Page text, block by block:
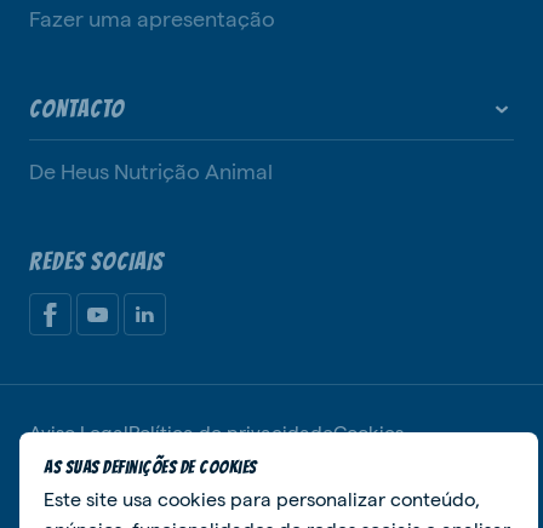
Fazer uma apresentação
CONTACTO
De Heus Nutrição Animal
REDES SOCIAIS
Aviso LegalPolítica de privacidadeCookies
De Heus Nutrição Animal
© De Heus Animal Nutrition
As suas definições de cookies
Este site usa cookies para personalizar conteúdo,